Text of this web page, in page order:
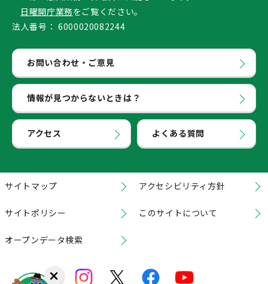
日曜開庁業務をご覧ください。
法人番号： 6000020082244
お問い合わせ・ご意見
情報が見つからないときは？
アクセス よくある質問
サイトマップ アクセシビリティ方針
サイトポリシー このサイトについて
オープンデータ検索